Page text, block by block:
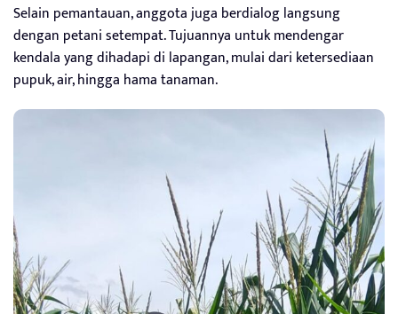
Selain pemantauan, anggota juga berdialog langsung
dengan petani setempat. Tujuannya untuk mendengar
kendala yang dihadapi di lapangan, mulai dari ketersediaan
pupuk, air, hingga hama tanaman.